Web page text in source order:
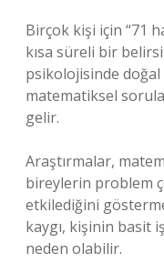
Birçok kişi için “71
kısa süreli bir
psikolojisinde doğal
matematiksel
gelir.
Araştırmalar,
bireylerin problem
etkilediğini
kaygı, kişinin basit
neden olabilir.